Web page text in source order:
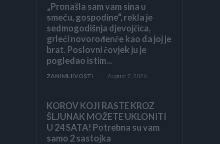
„Pronašla sam vam sina u
smeću, gospodine“, rekla je
sedmogodišnja djevojčica,
grleći novorođenče kao da joj je
brat. Poslovni čovjek ju je
pogledao istim...
ZANIMLJIVOSTI August 7, 2026
KOROV KOJI RASTE KROZ
ŠLJUNAK MOŽETE UKLONITI
U 24 SATA! Potrebna su vam
samo 2 sastojka